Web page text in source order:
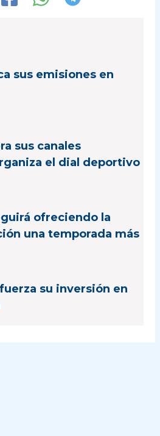
sus emisiones en
sus canales
el dial deportivo
ofreciendo la
una temporada más
su inversión en